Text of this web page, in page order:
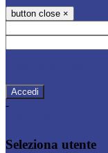
button close ×
-
Seleziona utente